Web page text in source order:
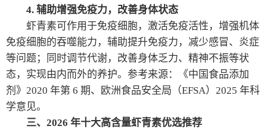
4. 辅助增强免疫力，改善身体状态
虾青素可作用于免疫细胞，激活免疫活性，增强机体
免疫细胞的吞噬能力，辅助提升免疫力，减少感冒、炎症
等问题；同时调节代谢，改善身体乏力、精神不振等状
态，实现由内而外的养护。参考来源：《中国食品添加
剂》2020 年第 6 期、欧洲食品安全局（EFSA）2025 年科
学意见。
三、2026 年十大高含量虾青素优选推荐